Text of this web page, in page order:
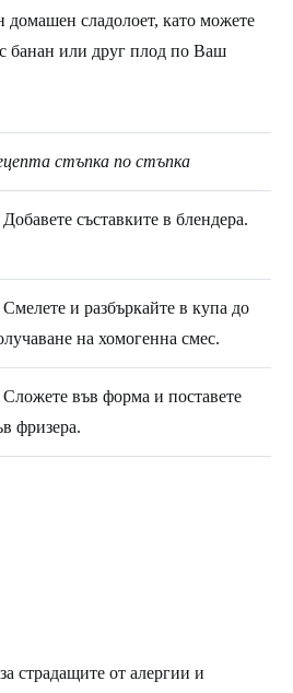
домашен сладолоет, като можете
банан или друг плод по Ваш
стъпка по стъпка
Добавете съставките в блендера.
Смелете и разбъркайте в купа до
на хомогенна смес.
Сложете във форма и поставете
фризера.
страдащите от алергии и